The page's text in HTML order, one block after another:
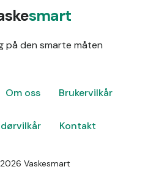
smart
på den smarte måten
Om oss Brukervilkår
Kontakt
2026 Vaskesmart